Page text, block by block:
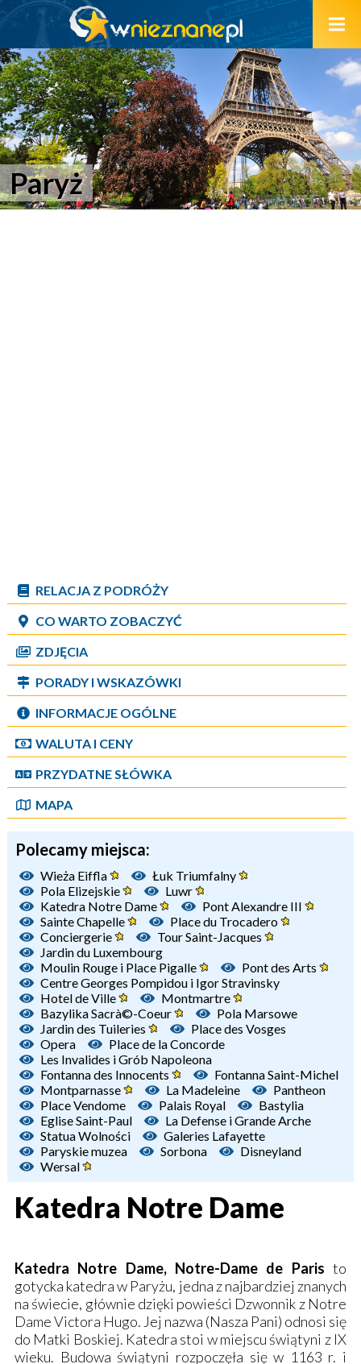
Paryż
RELACJA Z PODRÓŻY
CO WARTO ZOBACZYĆ
ZDJĘCIA
PORADY I WSKAZÓWKI
INFORMACJE OGÓLNE
WALUTA I CENY
PRZYDATNE SŁÓWKA
MAPA
Polecamy miejsca:
Wieża Eiffla
Łuk Triumfalny
Pola Elizejskie
Luwr
Katedra Notre Dame
Pont Alexandre III
Sainte Chapelle
Place du Trocadero
Conciergerie
Tour Saint-Jacques
Jardin du Luxembourg
Moulin Rouge i Place Pigalle
Pont des Arts
Centre Georges Pompidou i Igor Stravinsky
Hotel de Ville
Montmartre
Bazylika Sacrà©-Coeur
Pola Marsowe
Jardin des Tuileries
Place des Vosges
Opera
Place de la Concorde
Les Invalides i Grób Napoleona
Fontanna des Innocents
Fontanna Saint-Michel
Montparnasse
La Madeleine
Pantheon
Place Vendome
Palais Royal
Bastylia
Eglise Saint-Paul
La Defense i Grande Arche
Statua Wolności
Galeries Lafayette
Paryskie muzea
Sorbona
Disneyland
Wersal
Katedra Notre Dame
Katedra Notre Dame, Notre-Dame de Paris to
gotycka katedra w Paryżu, jedna z najbardziej znanych
na świecie, głównie dzięki powieści Dzwonnik z Notre
Dame Victora Hugo. Jej nazwa (Nasza Pani) odnosi się
do Matki Boskiej. Katedra stoi w miejscu świątyni z IX
wieku. Budowa świątyni rozpoczęła się w 1163 r. i